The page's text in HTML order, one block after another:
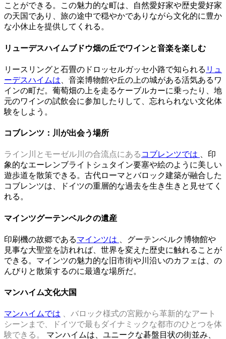
ことができる。この魅力的な町は、自然愛好家や歴史愛好家
の天国であり、旅の途中で穏やかでありながら文化的に豊か
な小休止を提供してくれる。
リューデスハイムブドウ畑の丘でワインと音楽を楽しむ
リースリングと石畳のドロッセルガッセ小路で知られる リュ
ーデスハイムは 、音楽博物館や丘の上の城がある活気あるワ
インの町だ。葡萄畑の上を走るケーブルカーに乗ったり、地
元のワインの試飲会に参加したりして、忘れられない文化体
験をしよう。
コブレンツ：川が出会う場所
ライン川とモーゼル川の合流点にある コブレンツでは
、印
象的なエーレンブライトシュタイン要塞や絵のように美しい
遊歩道を散策できる。古代ローマとバロック建築が融合した
コブレンツは、ドイツの重層的な過去を生き生きと見せてく
れる。
マインツグーテンベルクの遺産
印刷機の故郷であるマインツは
、グーテンベルク博物館や
見事な大聖堂を訪れれば、世界を変えた歴史に触れることが
できる。マインツの魅力的な旧市街や川沿いのカフェは、の
んびりと散策するのに最適な場所だ。
マンハイム文化大国
マンハイムでは 、バロック様式の宮殿から革新的なアート
シーンまで、ドイツで最もダイナミックな都市のひとつを体
験できる。
マンハイムは、ユニークな碁盤目状の街並み、